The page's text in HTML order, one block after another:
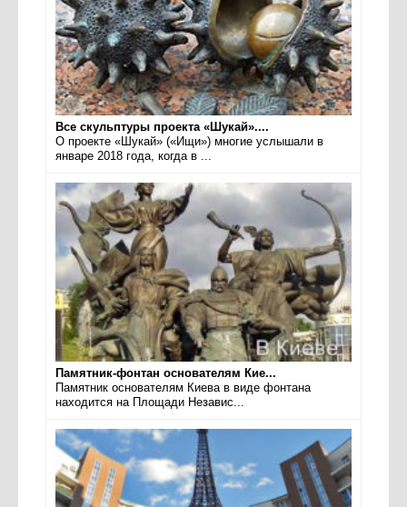
Все скульптуры проекта «Шукай»....
О проекте «Шукай» («Ищи») многие услышали в
январе 2018 года, когда в ...
Памятник-фонтан основателям Кие...
Памятник основателям Киева в виде фонтана
находится на Площади Независ...